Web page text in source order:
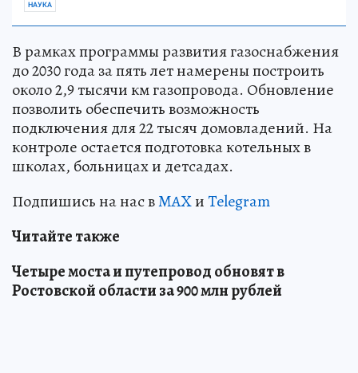
НАУКА
В рамках программы развития газоснабжения
до 2030 года за пять лет намерены построить
около 2,9 тысячи км газопровода. Обновление
позволить обеспечить возможность
подключения для 22 тысяч домовладений. На
контроле остается подготовка котельных в
школах, больницах и детсадах.
Подпишись на нас вMAXиTelegram
Читайте также
Четыре моста и путепровод обновят в
Ростовской области за 900 млн рублей